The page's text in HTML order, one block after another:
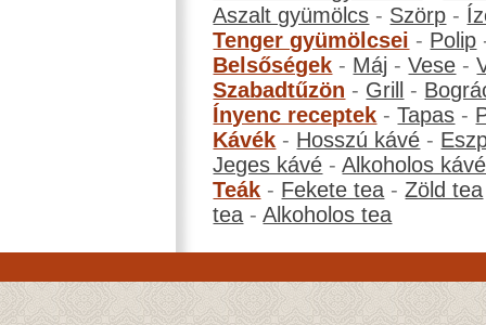
Aszalt gyümölcs - Szörp -
Tenger gyümölcsei - Polip
Belsőségek - Máj -Vese -
Szabadtűzön - Grill -
Ínyenc receptek -Tapas -
Kávék - Hosszú kávé -
Jeges kávé -Alkoholos kávé
Teák - Fekete tea -Zöld tea
tea -Alkoholos tea